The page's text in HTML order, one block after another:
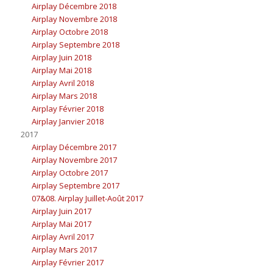
Airplay Décembre 2018
Airplay Novembre 2018
Airplay Octobre 2018
Airplay Septembre 2018
Airplay Juin 2018
Airplay Mai 2018
Airplay Avril 2018
Airplay Mars 2018
Airplay Février 2018
Airplay Janvier 2018
2017
Airplay Décembre 2017
Airplay Novembre 2017
Airplay Octobre 2017
Airplay Septembre 2017
07&08. Airplay Juillet-Août 2017
Airplay Juin 2017
Airplay Mai 2017
Airplay Avril 2017
Airplay Mars 2017
Airplay Février 2017